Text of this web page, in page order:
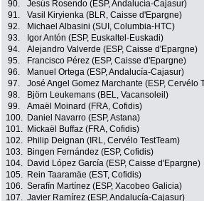
90.
Jesús Rosendo (ESP, Andalucía-Cajasur)
91.
Vasil Kiryienka (BLR, Caisse d'Epargne)
92.
Michael Albasini (SUI, Columbia-HTC)
93.
Igor Antón (ESP, Euskaltel-Euskadi)
94.
Alejandro Valverde (ESP, Caisse d'Epargne)
95.
Francisco Pérez (ESP, Caisse d'Epargne)
96.
Manuel Ortega (ESP, Andalucía-Cajasur)
97.
José Angel Gomez Marchante (ESP, Cervélo
98.
Björn Leukemans (BEL, Vacansoleil)
99.
Amaël Moinard (FRA, Cofidis)
100.
Daniel Navarro (ESP, Astana)
101.
Mickaël Buffaz (FRA, Cofidis)
102.
Philip Deignan (IRL, Cervélo TestTeam)
103.
Bingen Fernández (ESP, Cofidis)
104.
David López García (ESP, Caisse d'Epargne)
105.
Rein Taaramäe (EST, Cofidis)
106. Serafín Martínez (ESP, Xacobeo Galicia)
107. Javier Ramírez (ESP, Andalucía-Cajasur)